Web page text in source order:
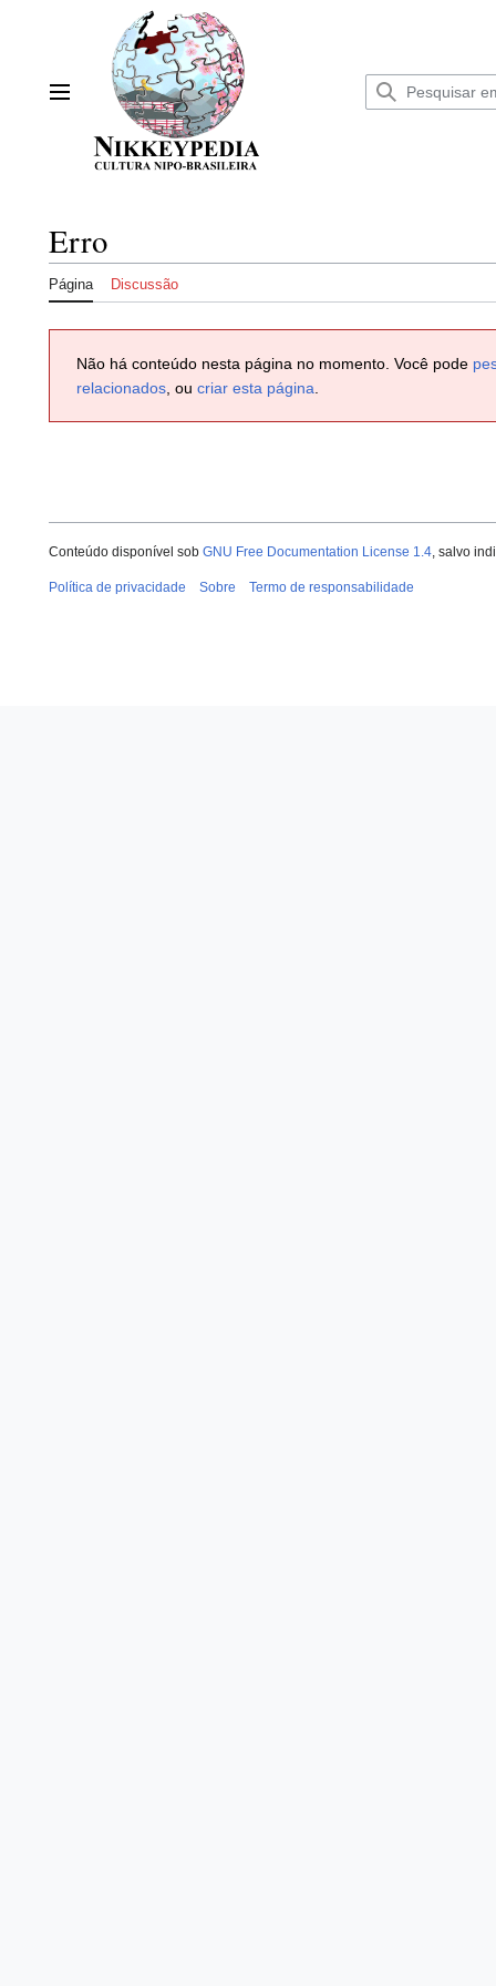
Menu principal
Erro
Página Discussão
Não há conteúdo nesta página no momento. Você pode
relacionados , ou criar esta página
Conteúdo disponível sob GNU Free Documentation License 1.4, salvo
Política de privacidade Sobre Termo de responsabilidade